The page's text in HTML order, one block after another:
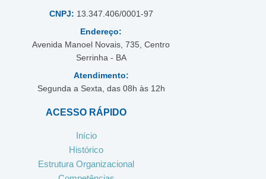
CNPJ: 13.347.406/0001-97
Endereço:
Avenida Manoel Novais, 735, Centro
Serrinha - BA
Atendimento:
Segunda a Sexta, das 08h às 12h
ACESSO RÁPIDO
Início
Histórico
Estrutura Organizacional